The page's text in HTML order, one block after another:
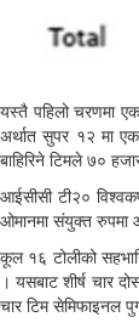
यस्तै पहिलो चरणमा
अर्थात सुपर १२ मा
बाहिरिने टिमले ७०
आईसीसी टी२०
ओमानमा संयुक्त रुपमा
कूल १६ टोलीको
। यसबाट शीर्ष चार
चार टिम सेमिफाइनल